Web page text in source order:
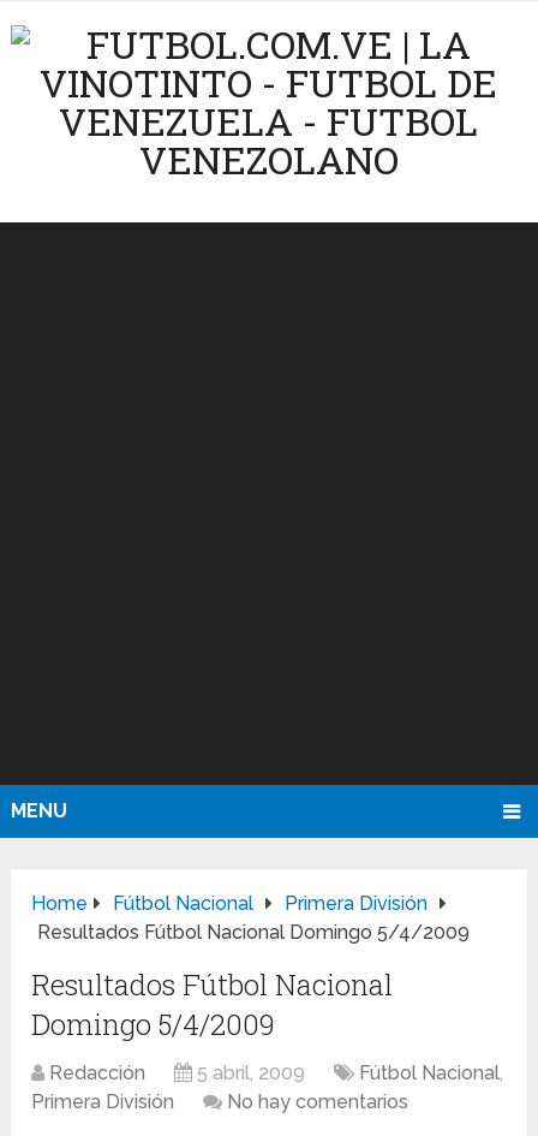
MENU
Home Fútbol Nacional
Primera División
Resultados Fútbol Nacional Domingo 5/4/2009
Resultados Fútbol Nacional
Domingo 5/4/2009
Redacción 5 abril, 2009 Fútbol Nacional,
Primera División
No hay comentarios